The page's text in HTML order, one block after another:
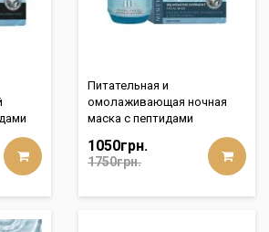
Питательная и
омолаживающая ночная
маска с пептидами
1050грн.
1750грн.